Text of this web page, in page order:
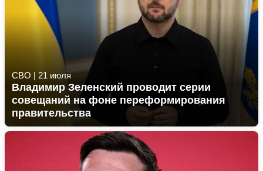
СВО | 21 июля
Владимир Зеленский проводит серии
совещаний на фоне переформирования
правительства